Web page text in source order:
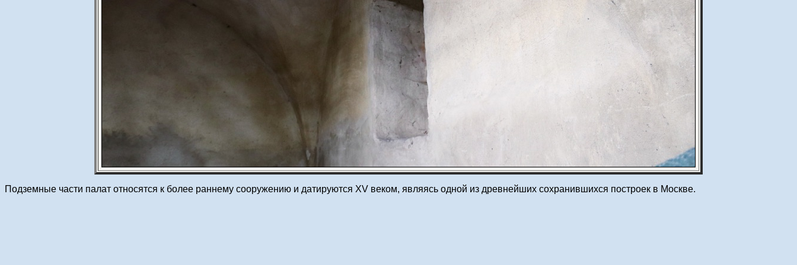
Подземные части палат относятся к более раннему сооружению и датируются XV веком, являясь одной из древнейших сохранившихся построек в Москве.